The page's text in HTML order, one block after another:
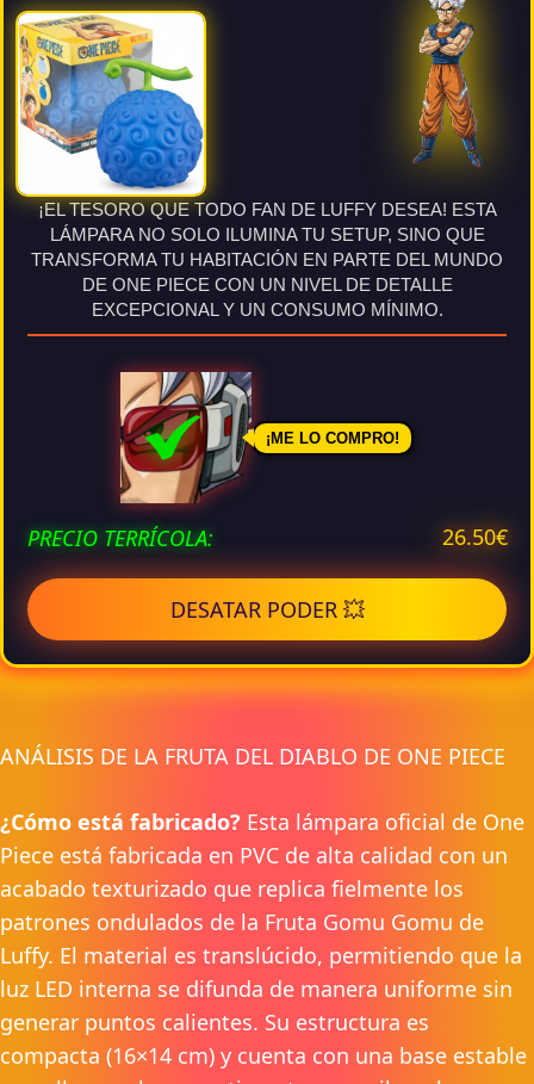
¡EL TESORO QUE TODO FAN DE LUFFY DESEA! ESTA
LÁMPARA NO SOLO ILUMINA TU SETUP, SINO QUE
TRANSFORMA TU HABITACIÓN EN PARTE DEL MUNDO
DE ONE PIECE CON UN NIVEL DE DETALLE
EXCEPCIONAL Y UN CONSUMO MÍNIMO.
¡ME LO COMPRO!
PRECIO TERRÍCOLA: 26.50€
DESATAR PODER 💥
ANÁLISIS DE LA FRUTA DEL DIABLO DE ONE PIECE
¿Cómo está fabricado? Esta lámpara oficial de One
Piece está fabricada en PVC de alta calidad con un
acabado texturizado que replica fielmente los
patrones ondulados de la Fruta Gomu Gomu de
Luffy. El material es translúcido, permitiendo que la
luz LED interna se difunda de manera uniforme sin
generar puntos calientes. Su estructura es
compacta (16×14 cm) y cuenta con una base estable